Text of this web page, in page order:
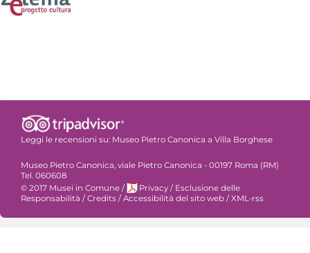
Leggi le recensioni su: Museo Pietro Canonica a Villa Borghese
Museo Pietro Canonica, viale Pietro Canonica - 00197 Roma (RM)
Tel. 060608
© 2017 Musei in Comune / Privacy / Esclusione delle
Responsabilità / Credits / Accessibilità del sito web / XML-rss